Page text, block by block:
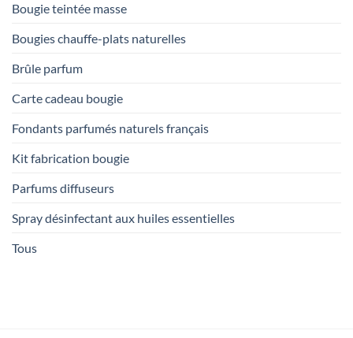
Bougie teintée masse
Bougies chauffe-plats naturelles
Brûle parfum
Carte cadeau bougie
Fondants parfumés naturels français
Kit fabrication bougie
Parfums diffuseurs
Spray désinfectant aux huiles essentielles
Tous